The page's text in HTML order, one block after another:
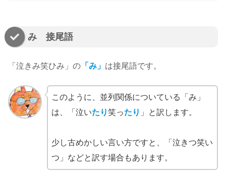
み 接尾語
「泣きみ笑ひみ」の 「み」 は接尾語です。
このように、並列関係についている「み」
は、「泣いたり笑ったり 」と訳します。
少し古めかしい言い方ですと、「泣きつ笑い
つ」などと訳す場合もあります。